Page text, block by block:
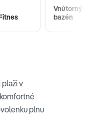
Vnútorný
bazén
v
plnu